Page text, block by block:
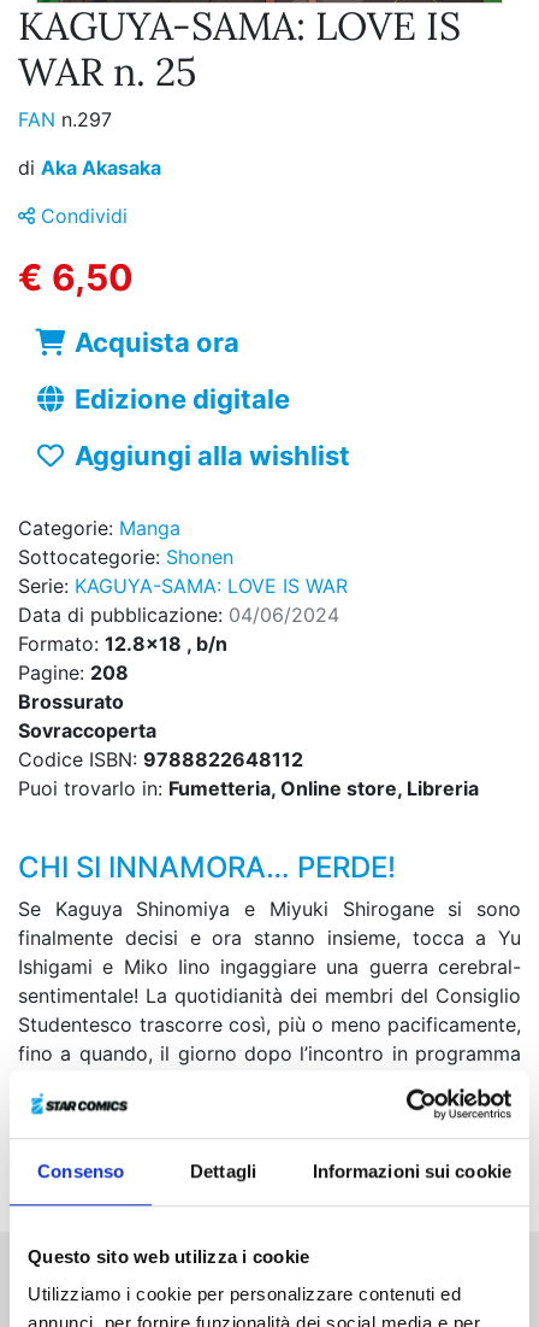
Consenso Dettagli Informazioni sui cookie
Questo sito web utilizza i cookie
Utilizziamo i cookie per personalizzare contenuti ed
KAGUYA-SAMA: LOVE IS
WAR n. 25
FAN n.297
di Aka Akasaka
Condividi
€ 6,50
Acquista ora
Edizione digitale
Aggiungi alla wishlist
Categorie: Manga
Sottocategorie: Shonen
Serie: KAGUYA-SAMA: LOVE IS WAR
Data di pubblicazione: 04/06/2024
Formato: 12.8x18 , b/n
Pagine: 208
Brossurato
Sovraccoperta
Codice ISBN: 9788822648112
Puoi trovarlo in: Fumetteria, Online store, Libreria
CHI SI INNAMORA… PERDE!
Se Kaguya Shinomiya e Miyuki Shirogane si sono
finalmente decisi e ora stanno insieme, tocca a Yu
Ishigami e Miko Iino ingaggiare una guerra cerebral-
sentimentale! La quotidianità dei membri del Consiglio
Studentesco trascorre così, più o meno pacificamente,
fino a quando, il giorno dopo l’incontro in programma
con gli studenti francesi, Kaguya sparisce di colpo
dallo Shuchiin! Contestualmente, tutti i notiziari
iniziano a parlare dei problemi familiari degli
Shinomiya...
Altri volumi della serie